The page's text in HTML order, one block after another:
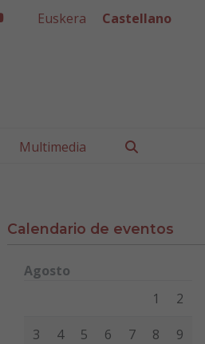
youtube
Euskera Castellano
Multimedia
Calendario de eventos
Agosto
Miércoles Jueves
1 2
3 4 5 6 7 8 9